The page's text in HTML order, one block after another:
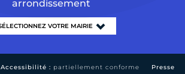
arrondissement
Accessibilité : partiellement conforme Presse